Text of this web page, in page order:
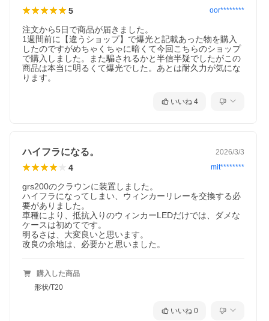
5 oor********
注文から5日で商品が届きました。
1週間前に【違うショップ】で爆光と記載あった物を購入
したのですがめちゃくちゃに暗くて今回こちらのショップ
で購入しました。また騙されるかと半信半疑でしたがこの
商品は本当に明るくて爆光でした。あとは耐久力が気にな
ります。
いいね 4
ハイフラになる。 2026/3/3
4 mit********
grs200のクラウンに装置しました。
ハイフラになってしまい、ウィンカーリレーを交換する必
要がありました。
車種により、抵抗入りのウィンカーLEDだけでは、ダメな
ケースは初めてです。
明るさは、大変良いと思います。
改良の余地は、必要かと思いました。
購入した商品
形状/T20
いいね 0